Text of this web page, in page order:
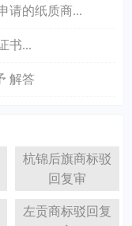
请的纸质商...
书...
解答
杭锦后旗商标驳
回复审
左贡商标驳回复